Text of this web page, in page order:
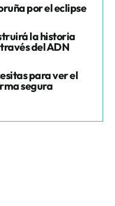
por el eclipse
la historia
del ADN
para ver el
segura